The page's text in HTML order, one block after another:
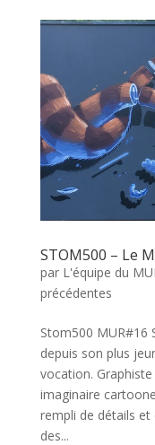
STOM500 – Le
par L'équipe du
précédentes
Stom500 MUR#16
depuis son plus
vocation.
imaginaire
rempli de détails et
des...